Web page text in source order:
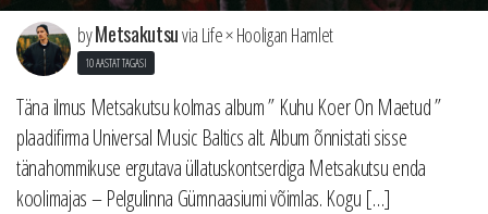
byMetsakutsuvia Life × Hooligan Hamlet
10 AASTAT TAGASI
Täna ilmus Metsakutsu kolmas album ” Kuhu Koer On Maetud ”
plaadifirma Universal Music Baltics alt. Album õnnistati sisse
tänahommikuse ergutava üllatuskontserdiga Metsakutsu enda
koolimajas – Pelgulinna Gümnaasiumi võimlas. Kogu […]